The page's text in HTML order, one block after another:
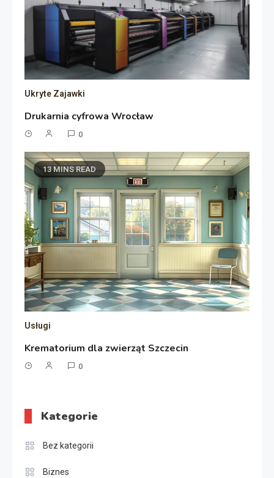
Ukryte Zajawki
Drukarnia cyfrowa Wrocław
0
13 MINS READ
Usługi
Krematorium dla zwierząt Szczecin
0
Kategorie
Bez kategorii
Biznes